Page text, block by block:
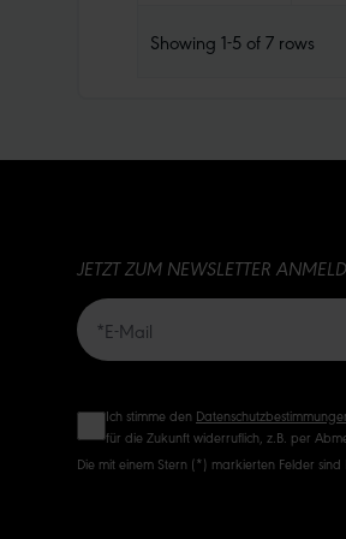
Showing 1-5of7 rows
JETZT ZUM NEWSLETTER
Ich stimme den
für die Zukunft widerruflich, z.B. per
Die mit einem Stern (*) markierten Felder sind